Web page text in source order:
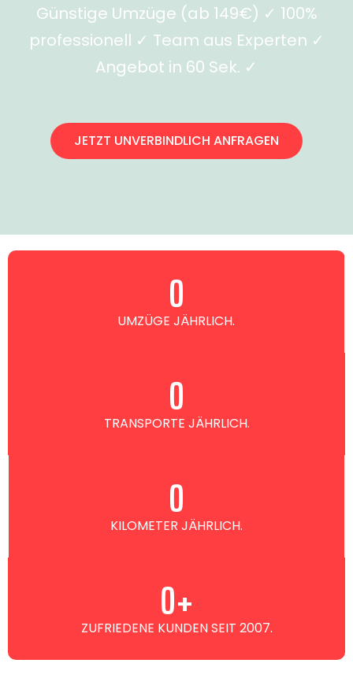
Günstige Umzüge (ab 149€) ✓ 100%
professionell ✓ Team aus Experten ✓
Angebot in 60 Sek. ✓
JETZT UNVERBINDLICH ANFRAGEN
UMZÜGE JÄHRLICH.
0
TRANSPORTE JÄHRLICH.
0
KILOMETER JÄHRLICH.
0
ZUFRIEDENE KUNDEN SEIT 2007.
0+